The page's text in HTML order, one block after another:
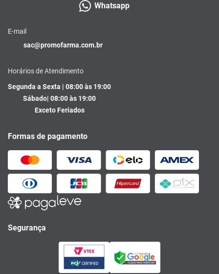
Whatsapp
E-mail
sac@promofarma.com.br
Horários de Atendimento
Segunda a Sexta | 08:00 às 19:00
Sábado| 08:00 às 19:00
Exceto Feriados
Formas de pagamento
Segurança